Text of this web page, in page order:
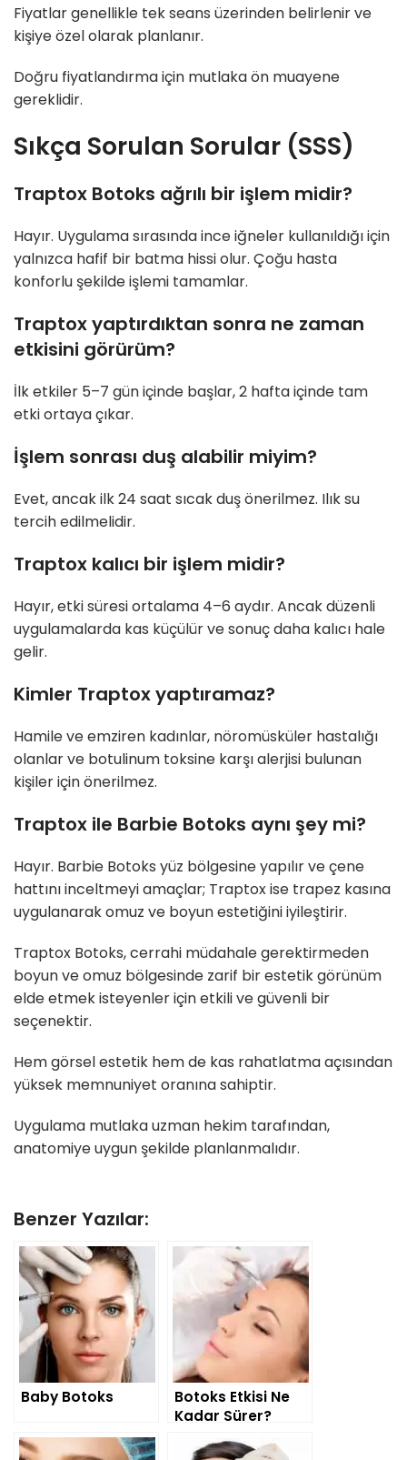
Fiyatlar genellikle tek seans üzerinden belirlenir ve
kişiye özel olarak planlanır.
Doğru fiyatlandırma için mutlaka ön muayene
gereklidir.
Sıkça Sorulan Sorular (SSS)
Traptox Botoks ağrılı bir işlem midir?
Hayır. Uygulama sırasında ince iğneler kullanıldığı için
yalnızca hafif bir batma hissi olur. Çoğu hasta
konforlu şekilde işlemi tamamlar.
Traptox yaptırdıktan sonra ne zaman
etkisini görürüm?
İlk etkiler 5–7 gün içinde başlar, 2 hafta içinde tam
etki ortaya çıkar.
İşlem sonrası duş alabilir miyim?
Evet, ancak ilk 24 saat sıcak duş önerilmez. Ilık su
tercih edilmelidir.
Traptox kalıcı bir işlem midir?
Hayır, etki süresi ortalama 4–6 aydır. Ancak düzenli
uygulamalarda kas küçülür ve sonuç daha kalıcı hale
gelir.
Kimler Traptox yaptıramaz?
Hamile ve emziren kadınlar, nöromüsküler hastalığı
olanlar ve botulinum toksine karşı alerjisi bulunan
kişiler için önerilmez.
Traptox ile Barbie Botoks aynı şey mi?
Hayır. Barbie Botoks yüz bölgesine yapılır ve çene
hattını inceltmeyi amaçlar; Traptox ise trapez kasına
uygulanarak omuz ve boyun estetiğini iyileştirir.
Traptox Botoks, cerrahi müdahale gerektirmeden
boyun ve omuz bölgesinde zarif bir estetik görünüm
elde etmek isteyenler için etkili ve güvenli bir
seçenektir.
Hem görsel estetik hem de kas rahatlatma açısından
yüksek memnuniyet oranına sahiptir.
Uygulama mutlaka uzman hekim tarafından,
anatomiye uygun şekilde planlanmalıdır.
Benzer Yazılar:
Baby Botoks
Botoks Etkisi Ne
Kadar Sürer?